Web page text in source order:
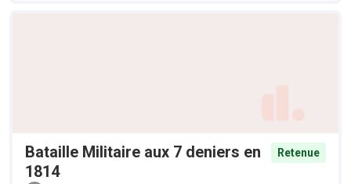
Bataille Militaire aux 7 deniers en
1814
Retenue